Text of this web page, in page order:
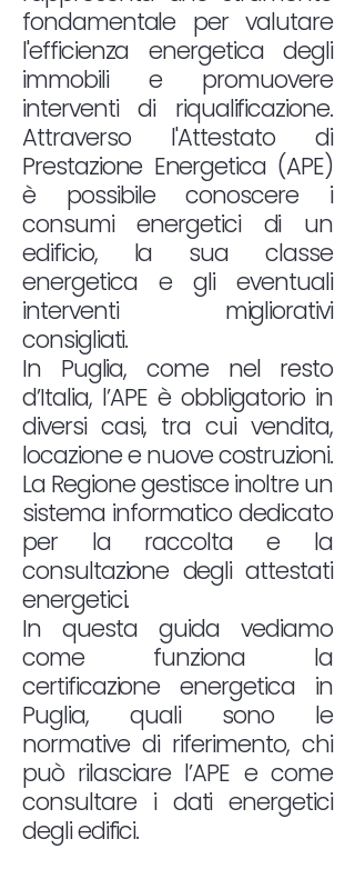
fondamentale per valutare
l'efficienza energetica degli
immobili e promuovere
interventi di riqualificazione.
Attraverso l'Attestato di
Prestazione Energetica (APE)
è possibile conoscere i
consumi energetici di un
edificio, la sua classe
energetica e gli eventuali
interventi migliorativi
consigliati.
In Puglia, come nel resto
d’Italia, l’APE è obbligatorio in
diversi casi, tra cui vendita,
locazione e nuove costruzioni.
La Regione gestisce inoltre un
sistema informatico dedicato
per la raccolta e la
consultazione degli attestati
energetici.
In questa guida vediamo
come funziona la
certificazione energetica in
Puglia, quali sono le
normative di riferimento, chi
può rilasciare l’APE e come
consultare i dati energetici
degli edifici.